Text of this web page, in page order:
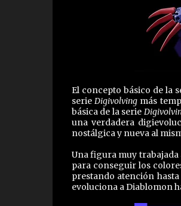
El concepto básico de la
serie Digivolvingmás
básica de la serie
una verdadera
nostálgica y nueva al
Una figura muy
para conseguir los
prestando atención
evoluciona a Diablomon